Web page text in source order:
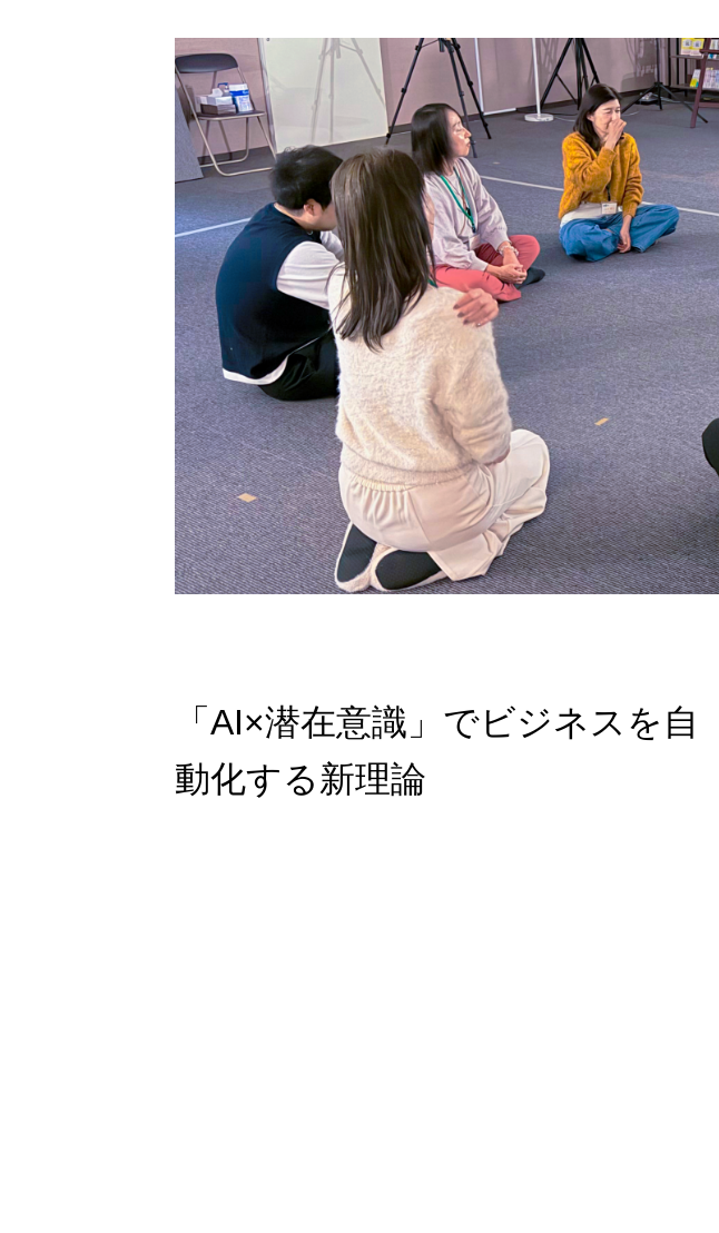
「AI×潜在意識」でビジネスを自
動化する新理論